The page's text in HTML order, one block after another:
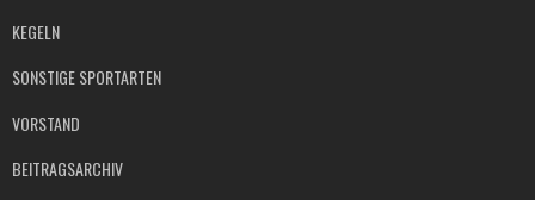
KEGELN
SONSTIGE SPORTARTEN
VORSTAND
BEITRAGSARCHIV